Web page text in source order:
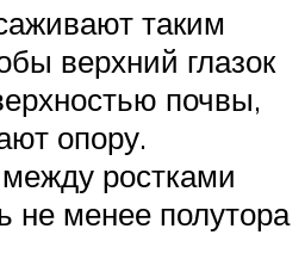
таким
верхний глазок
почвы,
опору.
ростками
не менее полутора